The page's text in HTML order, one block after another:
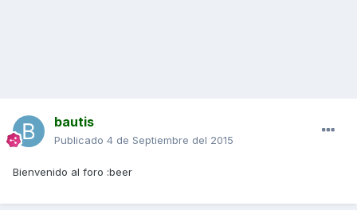
bautis
Publicado 4 de Septiembre del 2015
Bienvenido al foro :beer